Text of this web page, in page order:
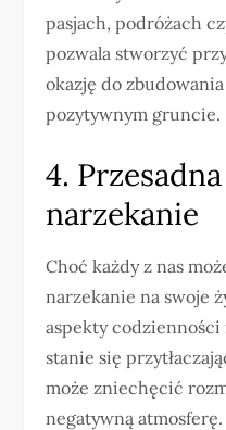
pasjach, podróżach
pozwala stworzyć
okazję do
pozytywnym gruncie.
4.
narzekanie
Choć każdy z nas
narzekanie na swoje
aspekty codzienności
stanie się
może zniechęcić
negatywną